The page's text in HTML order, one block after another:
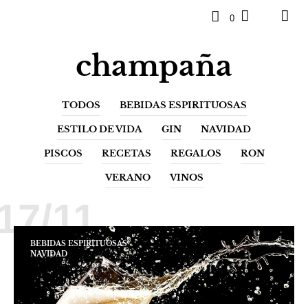
0
champaña
TODOS BEBIDAS ESPIRITUOSAS
ESTILO DE VIDA GIN NAVIDAD
PISCOS RECETAS REGALOS RON
VERANO VINOS
11
BEBIDAS ESPIRITUOSAS
NAVIDAD